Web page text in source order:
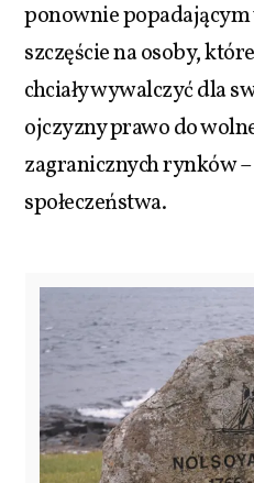
ponownie popadającym
szczęście na osoby,
chciały wywalczyć dla
ojczyzny prawo do
zagranicznych rynków
społeczeństwa.